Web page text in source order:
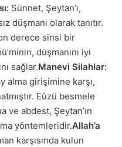
Sünnet, Şeytan’ı,
düşmanı olarak tanıtır.
derece sinsi bir
düşmanını iyi
sağlar.Manevi Silahlar:
alma girişimine karşı,
Eûzü besmele
ve abdest, Şeytan’ın
yöntemleridir.Allah’a
karşısında kulun